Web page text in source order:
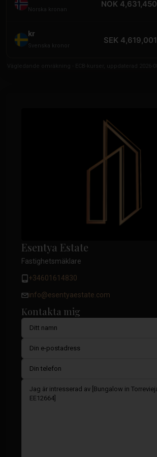
Norska kronan
NOK 4,631,450
kr
Svenska kronor
SEK 4,619,001
Esentya Estate
Fastighetsmäklare
+34601614830
info@esentyaestate.com
Kontakta mig